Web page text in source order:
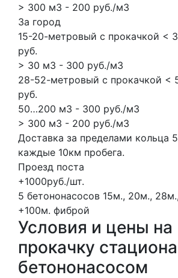
> 300 м3 - 200 руб./м3
За город
15-20-метровый с прокачкой <
руб.
> 30 м3 - 300 руб./м3
28-52-метровый с прокачкой <
руб.
50…200 м3 - 300 руб./м3
> 300 м3 - 200 руб./м3
Доставка за пределами кольца
каждые 10км пробега.
Проезд поста
+1000руб./шт.
5 бетононасосов 15м., 20м.,
+100м. фиброй
Условия и цены на
прокачку
бетононасосом